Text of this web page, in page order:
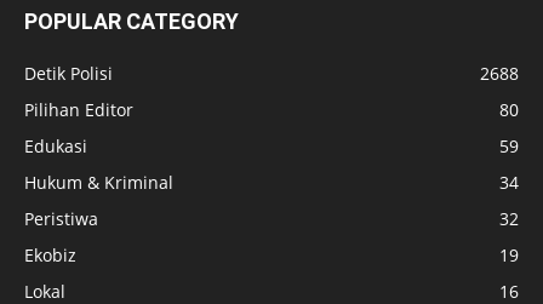
POPULAR CATEGORY
Detik Polisi
2688
Pilihan Editor
80
Edukasi
59
Hukum & Kriminal
34
Peristiwa
32
Ekobiz
19
Lokal
16